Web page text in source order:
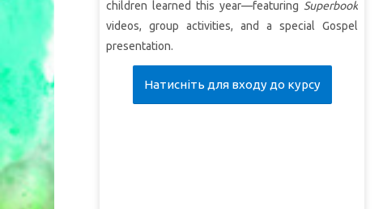
children learned this year—featuring Superbook
videos, group activities, and a special Gospel
presentation.
Натисніть для входу до курсу